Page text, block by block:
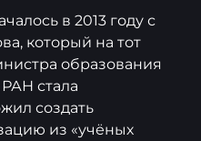
в 2013 году с
который на тот
образования
стала
создать
из «учёных